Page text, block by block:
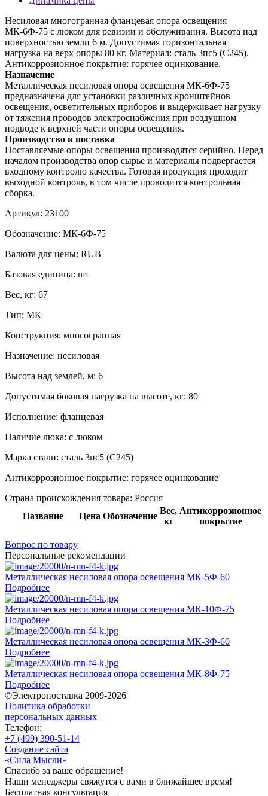
Несиловая многогранная фланцевая опора освещения
МК-6Ф-75 с люком для ревизии и обслуживания. Высота над
поверхностью земли 6 м. Допустимая горизонтальная
нагрузка на верх опоры 80 кг. Материал: сталь 3пс5 (С245).
Антикоррозионное покрытие: горячее оцинкование.
Назначение
Металлическая несиловая опора освещения МК-6Ф-75
предназначена для установки различных кронштейнов
освещения, осветительных приборов и выдерживает нагрузку
от тяжения проводов электроснабжения при воздушном
подводе к верхней части опоры освещения.
Производство и поставка
Поставляемые опоры освещения производятся серийно. Перед
началом производства опор сырье и материалы подвергается
входному контролю качества. Готовая продукция проходит
выходной контроль, в том числе проводится контрольная
сборка.
Артикул: 23100
Обозначение: МК-6Ф-75
Валюта для цены: RUB
Базовая единица: шт
Вес, кг: 67
Тип: МК
Конструкция: многогранная
Назначение: несиловая
Высота над землей, м: 6
Допустимая боковая нагрузка на высоте, кг: 80
Исполнение: фланцевая
Наличие люка: с люком
Марка стали: сталь 3пс5 (С245)
Антикоррозионное покрытие: горячее оцинкование
Страна происхождения товара: Россия
Название
Цена Обозначение
Вес,
кг
Антикоррозионное
покрытие
Вопрос по товару
Персональные рекомендации
Металлическая несиловая опора освещения МК-5Ф-60
Подробнее
Металлическая несиловая опора освещения МК-10Ф-75
Подробнее
Металлическая несиловая опора освещения МК-3Ф-60
Подробнее
Металлическая несиловая опора освещения МК-8Ф-75
Подробнее
©Электропоставка 2009-2026
Политика обработки
персональных данных
Телефон:
+7 (499) 390-51-14
Создание сайта
«Сила Мысли»
Спасибо за ваше обращение!
Наши менеджеры свяжутся с вами в ближайшее время!
Бесплатная консультация